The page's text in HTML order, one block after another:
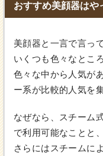
おすすめ美顔器はや
美顔器と一言で言っ
いくつも色々なとこ
色々な中から人気が
ー系が比較的人気を
なぜなら、スチーム
で利用可能なことと
さらにはスチームに